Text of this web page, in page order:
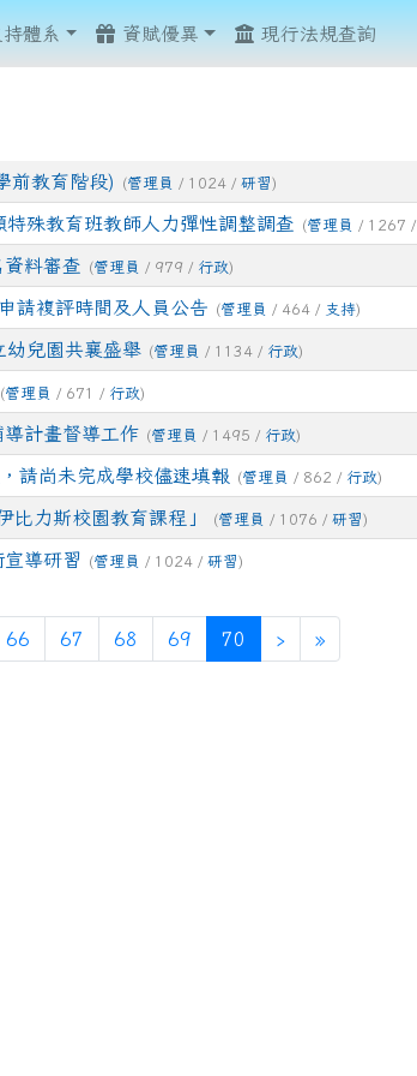
前教育階段) (管理員 / 1024 / 研習)
殊教育班教師人力彈性調整調查 (管理員 / 1267 /
料審查 (管理員 / 979 / 行政)
請複評時間及人員公告 (管理員 / 464 / 支持)
幼兒園共襄盛舉 (管理員 / 1134 / 行政)
(管理員 / 671 / 行政)
計畫督導工作 (管理員 / 1495 / 行政)
請尚未完成學校儘速填報 (管理員 / 862 / 行政)
比力斯校園教育課程」 (管理員 / 1076 / 研習)
導研習 (管理員 / 1024 / 研習)
66 67 68 69 70 (目前頁次)
›下一頁
»最後頁
體系 資賦優異 現行法規查詢